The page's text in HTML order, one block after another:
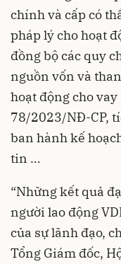
chính và cấp có
pháp lý cho hoạt
đồng bộ các quy
nguồn vốn và
hoạt động cho
78/2023/NĐ-CP,
ban hành kế
tin …
“Những kết quả
người lao động
của sự lãnh đạo,
Tổng Giám đốc,